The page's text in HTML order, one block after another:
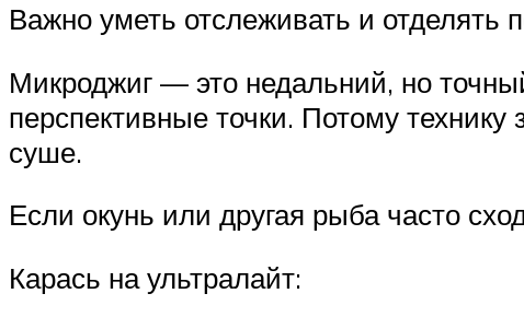
Важно уметь отслеживать и отделять
Микроджиг — это недальний, но
перспективные точки. Потому
суше.
Если окунь или другая рыба часто
Карась на ультралайт: